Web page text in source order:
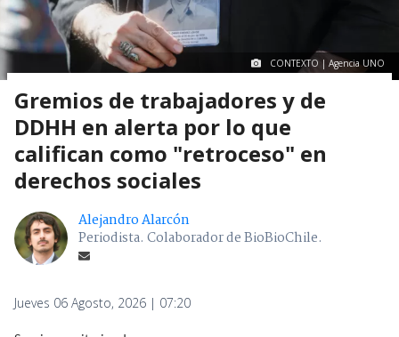
CONTEXTO | Agencia UNO
Gremios de trabajadores y de
DDHH en alerta por lo que
califican como "retroceso" en
derechos sociales
Alejandro Alarcón
Periodista. Colaborador de BioBioChile.
Jueves 06 Agosto, 2026 | 07:20